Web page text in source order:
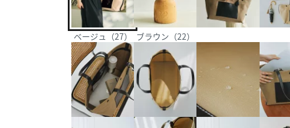
ベージュ（27） ブラウン（22）